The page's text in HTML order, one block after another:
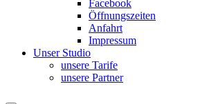
Facebook
Öffnungszeiten
Anfahrt
Impressum
Unser Studio
unsere Tarife
unsere Partner